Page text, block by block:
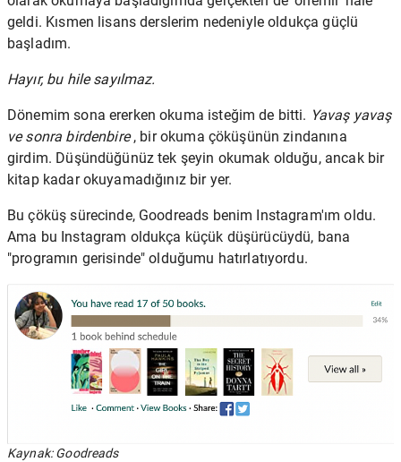
geldi. Kısmen lisans derslerim nedeniyle oldukça güçlü
başladım.
Hayır, bu hile sayılmaz.
Dönemim sona ererken okuma isteğim de bitti. Yavaş yavaş
ve sonra birdenbire, bir okuma çöküşünün zindanına
girdim. Düşündüğünüz tek şeyin okumak olduğu, ancak bir
kitap kadar okuyamadığınız bir yer.
Bu çöküş sürecinde, Goodreads benim Instagram'ım oldu.
Ama bu Instagram oldukça küçük düşürücüydü, bana
"programın gerisinde" olduğumu hatırlatıyordu.
Kaynak: Goodreads